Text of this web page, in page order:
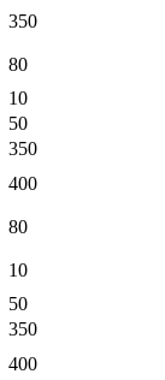
350
80
10
50
350
400
80
10
50
350
400